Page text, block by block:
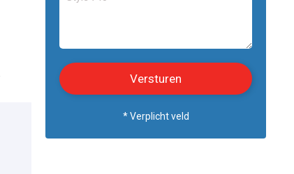
* Verplicht veld